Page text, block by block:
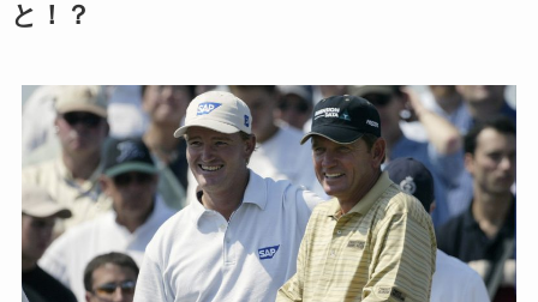
と！？